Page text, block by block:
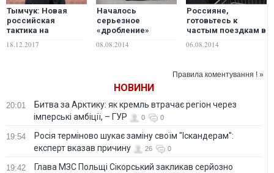
Тымчук: Новая
российская
тактика на
обычная
18.12.2017
Началось
серьезное
«дробление»
Тымчук
08.08.2014
Россияне,
готовьтесь к
частым поездкам в
за едой
06.08.2014
Правила коментування ! »
НОВИНИ
20:01
Битва за Арктику: як кремль втрачає регіон через
імперські амбіції, – ГУР
0 0
19:54
Росія терміново шукає заміну своїм "Іскандерам":
експерт вказав причину
26 0
19:42
Глава МЗС Польщі Сікорський закликав серйозно